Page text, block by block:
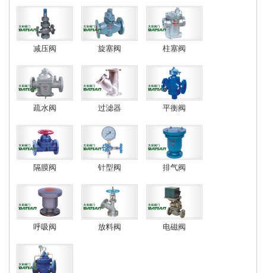
减压阀 旋塞阀 柱塞阀
疏水阀 过滤器 平衡阀
隔膜阀 针型阀 排气阀
呼吸阀 放料阀 电磁阀